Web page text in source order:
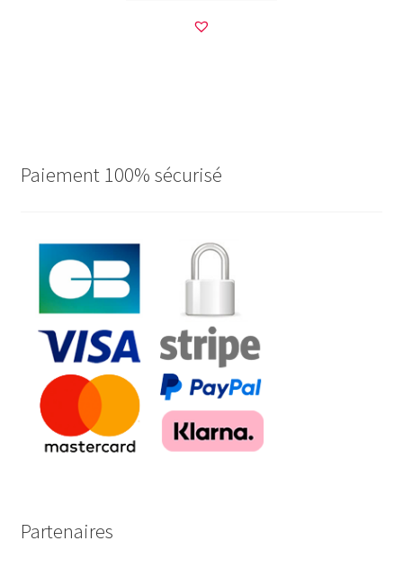
Paiement 100% sécurisé
Partenaires